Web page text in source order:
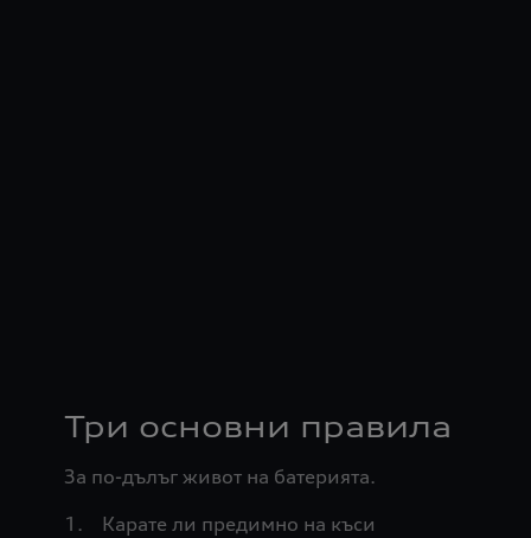
Три основни правила
За по-дълъг живот на батерията.
Карате ли предимно на къси